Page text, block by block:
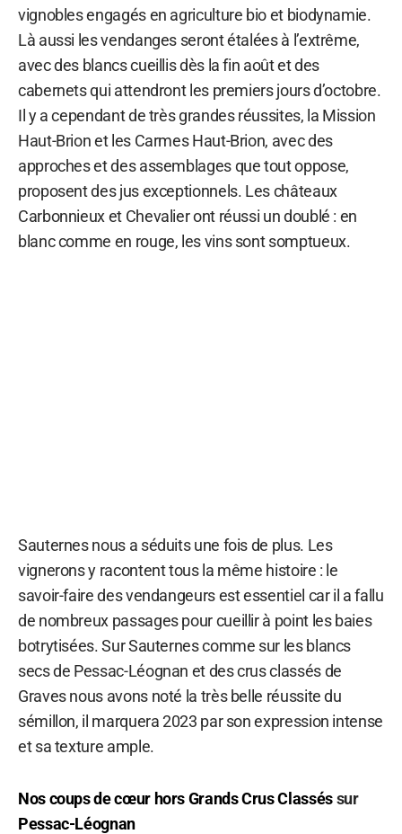
vignobles engagés en agriculture bio et biodynamie.
Là aussi les vendanges seront étalées à l’extrême,
avec des blancs cueillis dès la fin août et des
cabernets qui attendront les premiers jours d’octobre.
Il y a cependant de très grandes réussites, la Mission
Haut-Brion et les Carmes Haut-Brion, avec des
approches et des assemblages que tout oppose,
proposent des jus exceptionnels. Les châteaux
Carbonnieux et Chevalier ont réussi un doublé : en
blanc comme en rouge, les vins sont somptueux.
Sauternes nous a séduits une fois de plus. Les
vignerons y racontent tous la même histoire : le
savoir-faire des vendangeurs est essentiel car il a fallu
de nombreux passages pour cueillir à point les baies
botrytisées. Sur Sauternes comme sur les blancs
secs de Pessac-Léognan et des crus classés de
Graves nous avons noté la très belle réussite du
sémillon, il marquera 2023 par son expression intense
et sa texture ample.
Nos coups de cœur hors Grands Crus Classéssur
Pessac-Léognan